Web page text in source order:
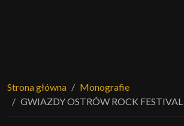
Strona główna
Monografie
GWIAZDY OSTRÓW ROCK